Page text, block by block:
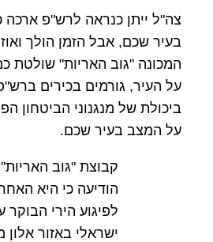
צה"ל ייתן כנראה לרש"פ ארכה
בעיר שכם, אבל הזמן הולך
המכונה "גוב האריות" שולטת
על העיר, גורמים בכירים
ביכולת של מנגנוני הביטחון
על המצב בעיר שכם.
קבוצת "גוב
הודיעה כי היא
לפיגוע הירי הבוקר
ישראלי באזור אלון